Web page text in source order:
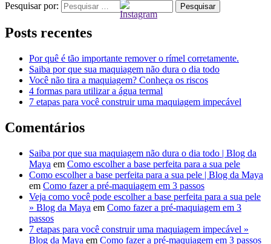
Pesquisar por:
Posts recentes
Por quê é tão importante remover o rímel corretamente.
Saiba por que sua maquiagem não dura o dia todo
Você não tira a maquiagem? Conheça os riscos
4 formas para utilizar a água termal
7 etapas para você construir uma maquiagem impecável
Comentários
Saiba por que sua maquiagem não dura o dia todo | Blog da
Maya em Como escolher a base perfeita para a sua pele
Como escolher a base perfeita para a sua pele | Blog da Maya
em Como fazer a pré-maquiagem em 3 passos
Veja como você pode escolher a base perfeita para a sua pele
» Blog da Maya em Como fazer a pré-maquiagem em 3
passos
7 etapas para você construir uma maquiagem impecável »
Blog da Maya em Como fazer a pré-maquiagem em 3 passos